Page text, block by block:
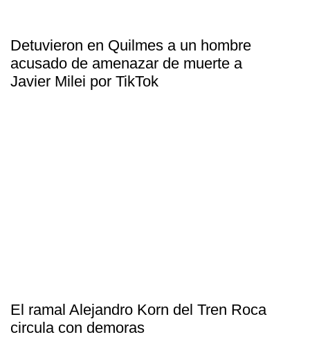
Detuvieron en Quilmes a un hombre
acusado de amenazar de muerte a
Javier Milei por TikTok
El ramal Alejandro Korn del Tren Roca
circula con demoras